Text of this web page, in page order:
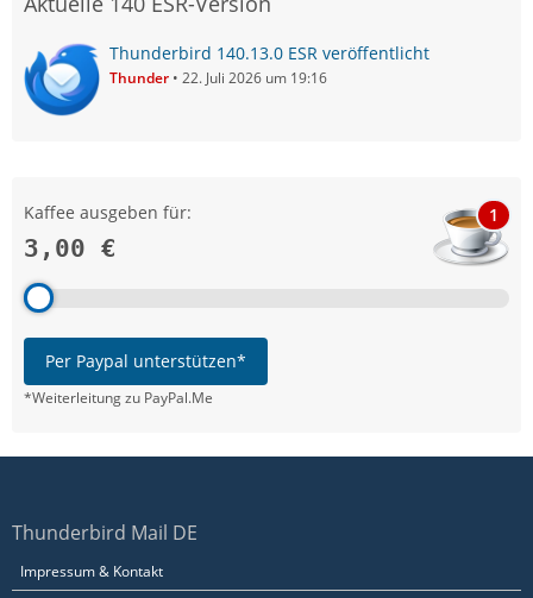
Thunderbird 140.13.0 ESR veröffentlicht
Thunder 22. Juli 2026 um 19:16
Kaffee ausgeben für:
3,00 €
1
Per Paypal unterstützen*
*Weiterleitung zu PayPal.Me
Thunderbird Mail DE
Impressum & Kontakt